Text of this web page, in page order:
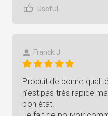
Useful
Franck J
Produit de bonne
n'est pas très rapide
bon état.